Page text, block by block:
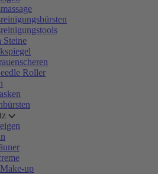
Steine
Roller
up